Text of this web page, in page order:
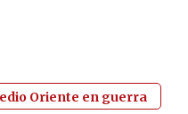
Oriente en guerra